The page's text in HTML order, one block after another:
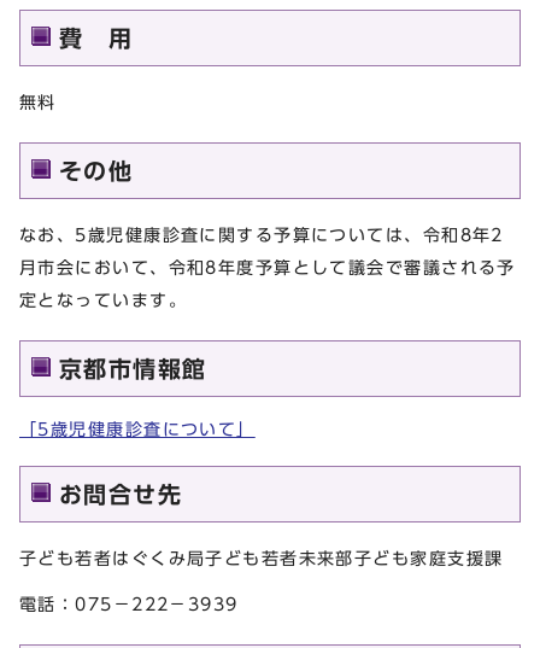
費 用
無料
その他
なお、5歳児健康診査に関する予算については、令和8年2
月市会において、令和8年度予算として議会で審議される予
定となっています。
京都市情報館
「5歳児健康診査について」
お問合せ先
子ども若者はぐくみ局子ども若者未来部子ども家庭支援課
電話：075－222－3939